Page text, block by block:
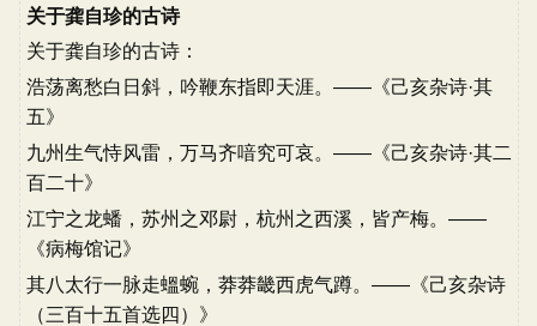
关于龚自珍的古诗
关于龚自珍的古诗：
浩荡离愁白日斜，吟鞭东指即天涯。——《己亥杂诗·其
五》
九州生气恃风雷，万马齐喑究可哀。——《己亥杂诗·其二
百二十》
江宁之龙蟠，苏州之邓尉，杭州之西溪，皆产梅。——
《病梅馆记》
其八太行一脉走蝹蜿，莽莽畿西虎气蹲。——《己亥杂诗
（三百十五首选四）》